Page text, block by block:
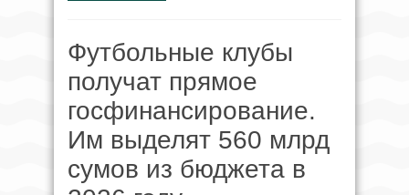
Футбольные клубы
получат прямое
госфинансирование.
Им выделят 560 млрд
сумов из бюджета в